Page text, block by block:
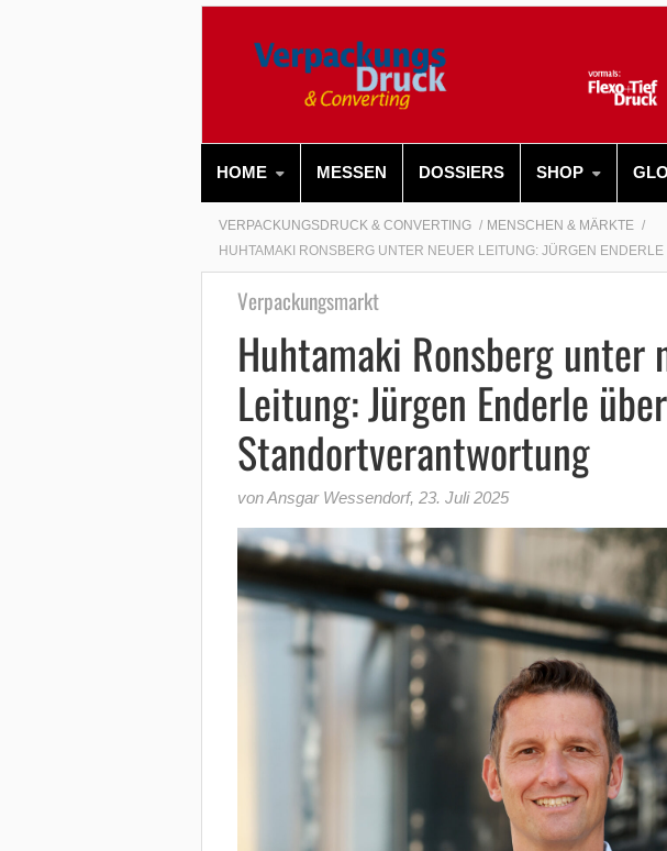
HOME MESSEN DOSSIERS SHOP
VERPACKUNGSDRUCK & CONVERTING
MENSCHEN & MÄRKTE
HUHTAMAKI RONSBERG UNTER NEUER LEITUNG: JÜRGEN
Verpackungsmarkt
Huhtamaki Ronsberg unter
Leitung: Jürgen Enderle
Standortverantwortung
von Ansgar Wessendorf, 23. Juli 2025